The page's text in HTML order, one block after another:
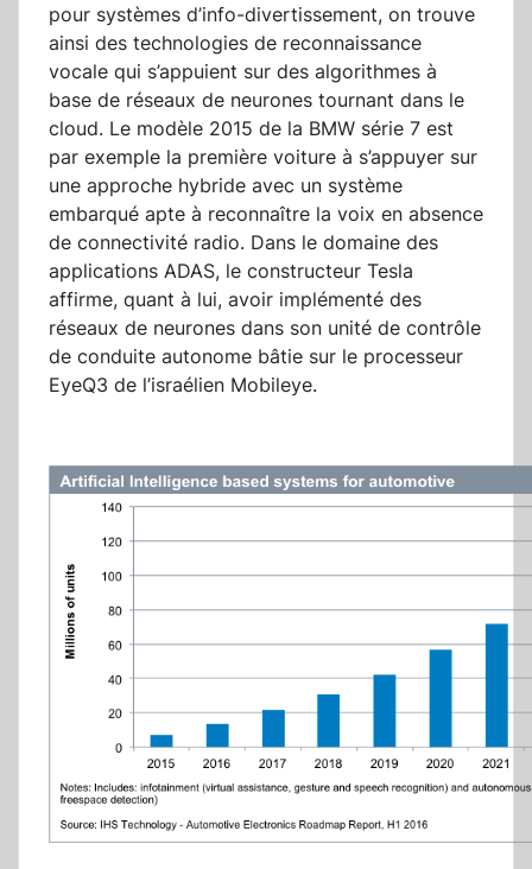
pour systèmes d’info-divertissement, on trouve
ainsi des technologies de reconnaissance
vocale qui s’appuient sur des algorithmes à
base de réseaux de neurones tournant dans le
cloud. Le modèle 2015 de la BMW série 7 est
par exemple la première voiture à s’appuyer sur
une approche hybride avec un système
embarqué apte à reconnaître la voix en absence
de connectivité radio. Dans le domaine des
applications ADAS, le constructeur Tesla
affirme, quant à lui, avoir implémenté des
réseaux de neurones dans son unité de contrôle
de conduite autonome bâtie sur le processeur
EyeQ3 de l’israélien Mobileye.